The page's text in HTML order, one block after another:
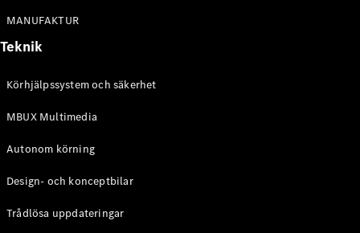
Cabriolet /
Mercedes-
Roadster
Maybach SL
Monogram
Series
MANUFAKTUR
Teknik
Körhjälpssystem och säkerhet
MBUX Multimedia
Autonom körning
Design- och konceptbilar
Trådlösa uppdateringar